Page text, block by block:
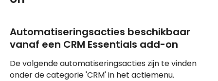
Automatiseringsacties beschikbaar
vanaf een CRM Essentials add-on
De volgende automatiseringsacties zijn te vinden
onder de categorie 'CRM' in het actiemenu.